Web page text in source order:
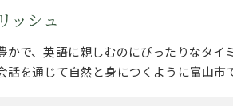
ッシュ
かで、英語に親しむのにぴったりなタ
を通じて自然と身につくように富山市